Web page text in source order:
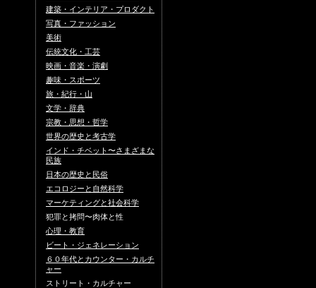
建築・インテリア・プロダクト
写真・ファッション
美術
伝統文化・工芸
映画・音楽・演劇
趣味・スポーツ
旅・紀行・山
文学・辞典
宗教・思想・哲学
世界の歴史と考古学
インド・チベット〜さまざまな
民族
日本の歴史と民俗
エコロジーと自然科学
マーケティングと社会科学
犯罪と拷問〜肉体と性
心理・教育
ビート・ジェネレーション
６０年代とカウンター・カルチ
ャー
ストリート・カルチャー